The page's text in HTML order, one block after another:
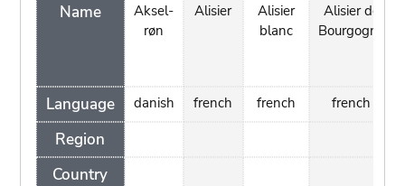
Name
Language
Region
Country
Aksel-
røn
danish
Alisier
french
Alisier
blanc
french
Alisier de
Bourgogne
french